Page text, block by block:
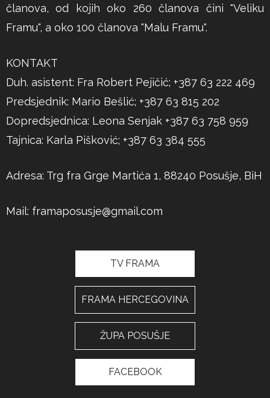
članova, od kojih oko 260 članova čini "Veliku
Framu", a oko 100 članova "Malu Framu".
KONTAKT
Duh. asistent: Fra Robert Pejičić; +387 63 222 469
Predsjednik: Mario Bešlić; +387 63 815 202
Dopredsjednica: Leona Senjak +387 63 758 959
Tajnica: Karla Pišković; +387 63 384 555
Adresa: Trg fra Grge Martića 1, 88240 Posušje, BiH
Mail: framaposusje@gmail.com
TV FRAMA
FRAMA HERCEGOVINA
ŽUPA POSUŠJE
FACEBOOK